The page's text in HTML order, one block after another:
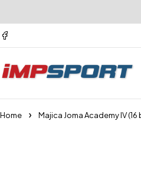
Home Majica Joma Academy IV (16